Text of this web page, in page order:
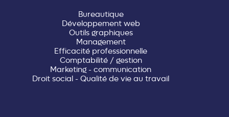
Bureautique
Développement web
Outils graphiques
Management
Efficacité professionnelle
Comptabilité / gestion
Marketing - communication
Droit social - Qualité de vie au travail